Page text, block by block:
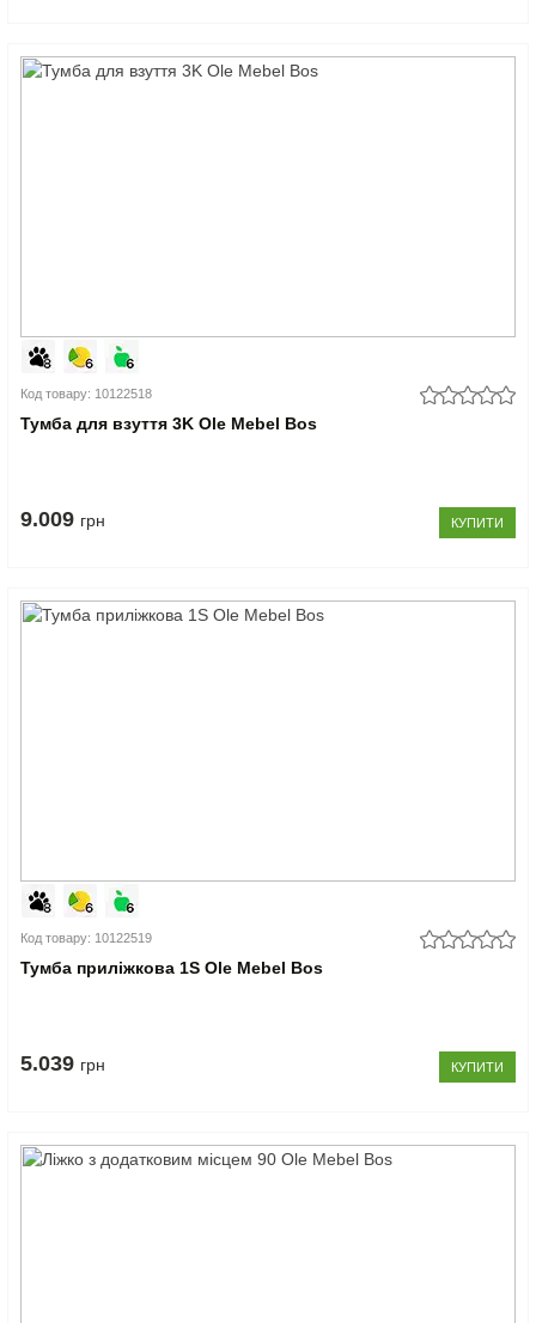
Код товару: 10122518
Тумба для взуття 3K Ole Mebel Bos
9.009 грн КУПИТИ
Код товару: 10122519
Тумба приліжкова 1S Ole Mebel Bos
5.039 грн КУПИТИ